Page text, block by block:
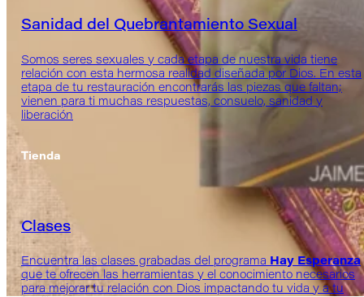
Sanidad del Quebrantamiento Sexual
Somos seres sexuales y cada etapa de nuestra vida tiene
relación con esta hermosa realidad diseñada por Dios. En esta
etapa de tu restauración encontrarás las piezas que faltan;
vienen para ti muchas respuestas, consuelo, sanidad y
liberación
Tienda
Clases
Encuentra las clases grabadas del programa Hay Esperanza
que te ofrecen las herramientas y el conocimiento necesarios
para mejorar tu relación con Dios impactando tu vida y a tu